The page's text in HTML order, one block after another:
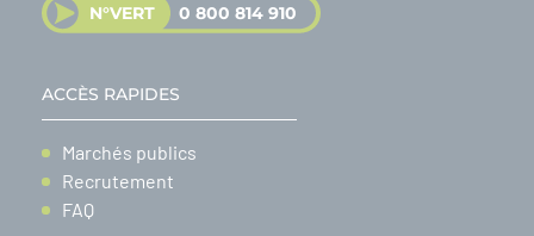
N°VERT 0 800 814 910
ACCÈS RAPIDES
Marchés publics
Recrutement
FAQ